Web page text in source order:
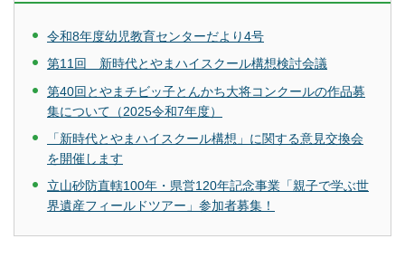
令和8年度幼児教育センターだより4号
第11回 新時代とやまハイスクール構想検討会議
第40回とやまチビッ子とんかち大将コンクールの作品募
集について（2025令和7年度）
「新時代とやまハイスクール構想」に関する意見交換会
を開催します
立山砂防直轄100年・県営120年記念事業「親子で学ぶ世
界遺産フィールドツアー」参加者募集！